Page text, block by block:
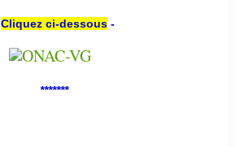
Cliquez ci-dessous-
*******